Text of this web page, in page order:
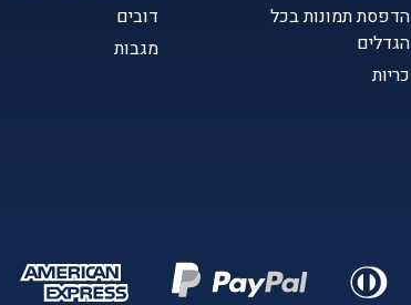
הדפסת תמונות בכל
הגדלים
כריות
דובים
מגבות